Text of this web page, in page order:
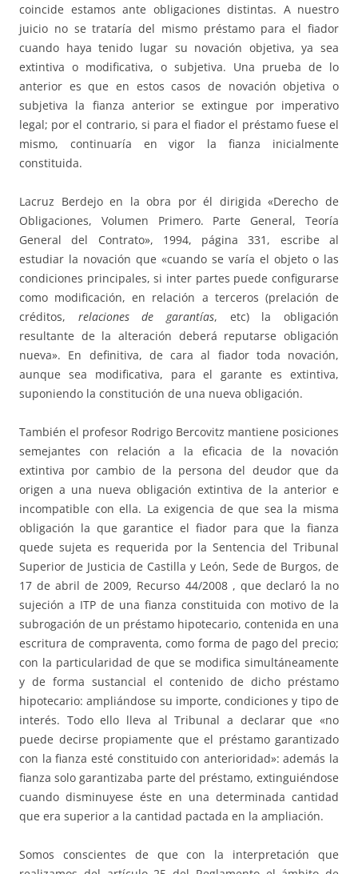
coincide estamos ante obligaciones distintas. A nuestro
juicio no se trataría del mismo préstamo para el fiador
cuando haya tenido lugar su novación objetiva, ya sea
extintiva o modificativa, o subjetiva. Una prueba de lo
anterior es que en estos casos de novación objetiva o
subjetiva la fianza anterior se extingue por imperativo
legal; por el contrario, si para el fiador el préstamo fuese el
mismo, continuaría en vigor la fianza inicialmente
constituida.
Lacruz Berdejo en la obra por él dirigida «Derecho de
Obligaciones, Volumen Primero. Parte General, Teoría
General del Contrato», 1994, página 331, escribe al
estudiar la novación que «cuando se varía el objeto o las
condiciones principales, si inter partes puede configurarse
como modificación, en relación a terceros (prelación de
créditos, relaciones de garantías, etc) la obligación
resultante de la alteración deberá reputarse obligación
nueva». En definitiva, de cara al fiador toda novación,
aunque sea modificativa, para el garante es extintiva,
suponiendo la constitución de una nueva obligación.
También el profesor Rodrigo Bercovitz mantiene posiciones
semejantes con relación a la eficacia de la novación
extintiva por cambio de la persona del deudor que da
origen a una nueva obligación extintiva de la anterior e
incompatible con ella. La exigencia de que sea la misma
obligación la que garantice el fiador para que la fianza
quede sujeta es requerida por la Sentencia del Tribunal
Superior de Justicia de Castilla y León, Sede de Burgos, de
17 de abril de 2009, Recurso 44/2008 , que declaró la no
sujeción a ITP de una fianza constituida con motivo de la
subrogación de un préstamo hipotecario, contenida en una
escritura de compraventa, como forma de pago del precio;
con la particularidad de que se modifica simultáneamente
y de forma sustancial el contenido de dicho préstamo
hipotecario: ampliándose su importe, condiciones y tipo de
interés. Todo ello lleva al Tribunal a declarar que «no
puede decirse propiamente que el préstamo garantizado
con la fianza esté constituido con anterioridad»: además la
fianza solo garantizaba parte del préstamo, extinguiéndose
cuando disminuyese éste en una determinada cantidad
que era superior a la cantidad pactada en la ampliación.
Somos conscientes de que con la interpretación que